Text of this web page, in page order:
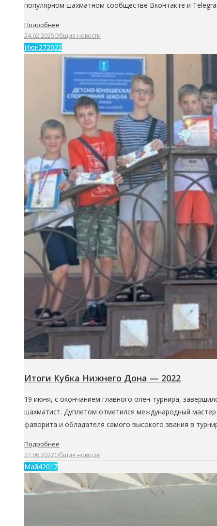
популярном шахматном сообществе Вконтакте и
Подробнее
24.02.2025Общие новости
Июн272022
Итоги Кубка Нижнего Дона — 2022
19 июня, с окончанием главного опен-турнира,
шахматист. Дуплетом отметился международный мастер
фаворита и обладателя самого высокого звания в
Подробнее
27.06.2022Общие новости
Май42017